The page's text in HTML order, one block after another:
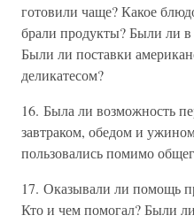
готовили чаще? Какое
брали продукты? Были ли
Были ли поставки
деликатесом?
16. Была ли возможность
завтраком, обедом и
пользовались помимо
17. Оказывали ли помощь
Кто и чем помогал? Были